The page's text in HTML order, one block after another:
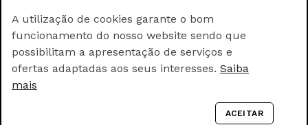
FORMAS DE PAGAMENTO
webincode.com
A utilização de cookies garante o bom
funcionamento do nosso website sendo que
possibilitam a apresentação de serviços e
ofertas adaptadas aos seus interesses. Saiba
mais
ACEITAR